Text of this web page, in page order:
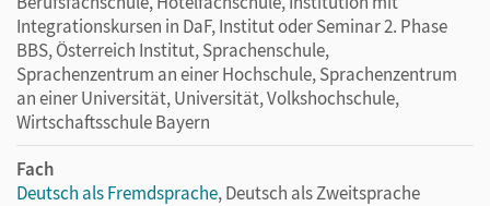
Integrationskursen in DaF, Institut oder Seminar 2. Phase
BBS, Österreich Institut, Sprachenschule,
Sprachenzentrum an einer Hochschule, Sprachenzentrum
an einer Universität, Universität, Volkshochschule,
Wirtschaftsschule Bayern
Fach
Deutsch als Fremdsprache, Deutsch als Zweitsprache